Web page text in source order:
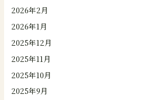
2026年2月
2026年1月
2025年12月
2025年11月
2025年10月
2025年9月